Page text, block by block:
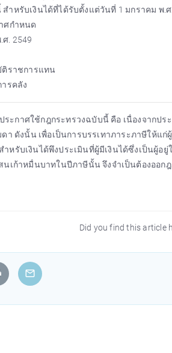
ำหรับเงินได้ที่ได้รับตั้งแต่วันที่ 1 มกราคม พ.
ศกำหนด
. 2549
ติราชการแทน
รคลัง
ระกาศใช้กฎกระทรวงฉบับนี้ คือ เนื่องจาก
า ดังนั้น เพื่อเป็นการบรรเทาภาระภาษีให้แ
หรับเงินได้พึงประเมินที่ผู้มีเงินได้ซึ่งเป็นผู้
เก้าหมื่นบาทในปีภาษีนั้น จึงจำเป็นต้องออก
Did you find this article